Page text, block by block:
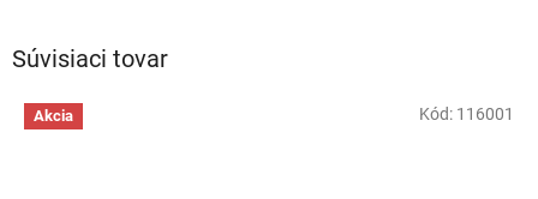
Súvisiaci tovar
Akcia Kód: 116001